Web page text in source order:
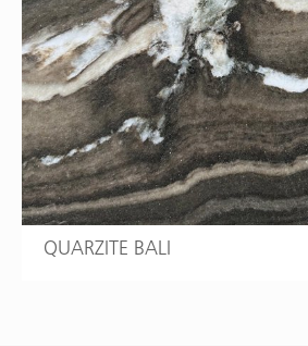
QUARZITE BALI